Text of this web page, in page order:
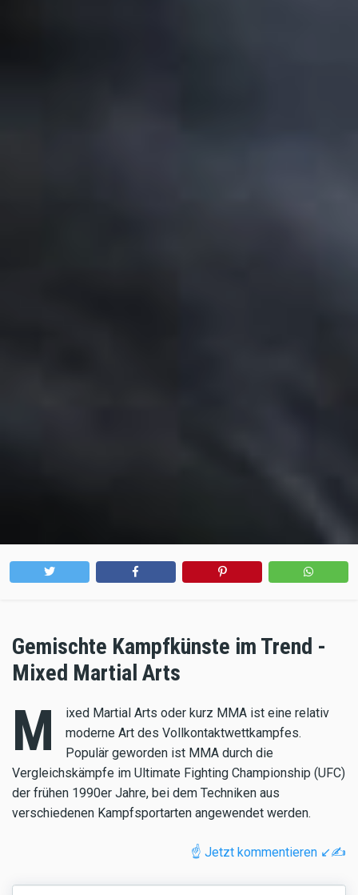
Gemischte Kampfkünste im Trend -
Mixed Martial Arts
M
ixed Martial Arts oder kurz MMA ist eine relativ
moderne Art des Vollkontaktwettkampfes.
Populär geworden ist MMA durch die
Vergleichskämpfe im Ultimate Fighting Championship (UFC)
der frühen 1990er Jahre, bei dem Techniken aus
verschiedenen Kampfsportarten angewendet werden.
☝️ Jetzt kommentieren ↙️✍️